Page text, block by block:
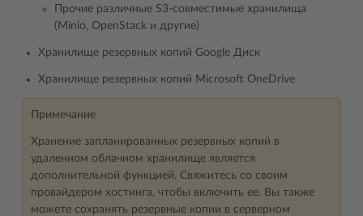
Прочие различные S3-совместимые хранилища
(Minio, OpenStack и другие)
Хранилище резервных копий Google Диск
Хранилище резервных копий Microsoft OneDrive
Примечание
Хранение запланированных резервных копий в
удаленном облачном хранилище является
дополнительной функцией. Свяжитесь со своим
провайдером хостинга, чтобы включить ее. Вы также
можете сохранять резервные копии в серверном